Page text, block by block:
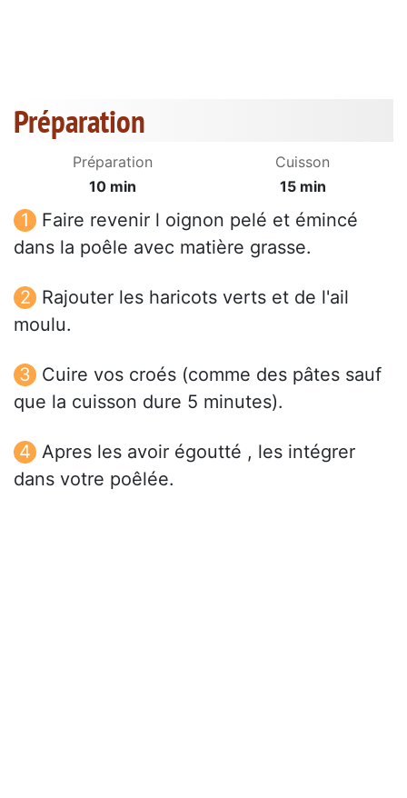
Préparation
Préparation
10 min
Cuisson
15 min
Faire revenir l oignon pelé et émincé
dans la poêle avec matière grasse.
Rajouter les haricots verts et de l'ail
moulu.
Cuire vos croés (comme des pâtes sauf
que la cuisson dure 5 minutes).
Apres les avoir égoutté , les intégrer
dans votre poêlée.